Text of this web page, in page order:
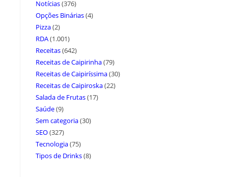
Notícias(376)
Opções Binárias(4)
Pizza(2)
RDA(1.001)
Receitas(642)
Receitas de Caipirinha(79)
Receitas de Caipiríssima(30)
Receitas de Caipiroska(22)
Salada de Frutas(17)
Saúde(9)
Sem categoria(30)
SEO(327)
Tecnologia(75)
Tipos de Drinks(8)